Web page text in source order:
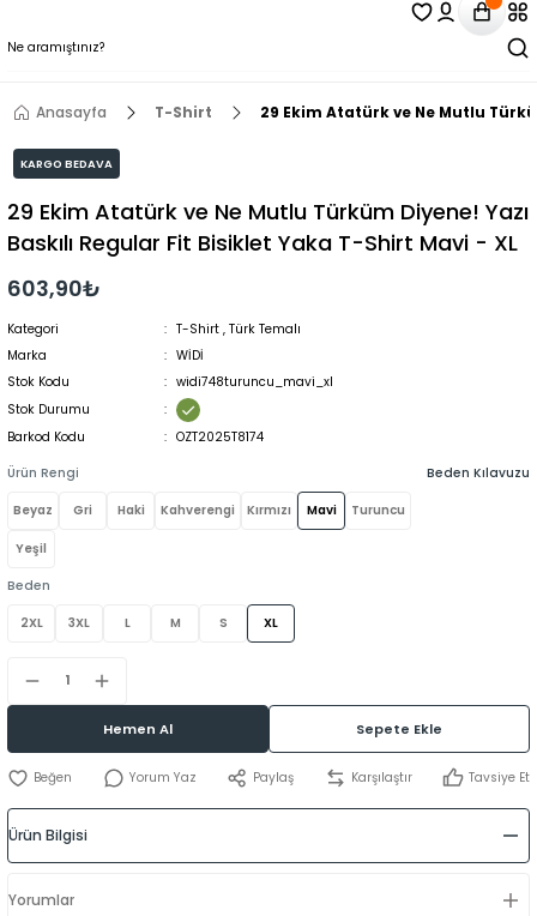
Anasayfa T-Shirt 29 Ekim Atatürk ve Ne Mutlu
KARGO BEDAVA
29 Ekim Atatürk ve Ne Mutlu Türküm Diyene! Yazı
Baskılı Regular Fit Bisiklet Yaka T-Shirt Mavi - XL
603,90₺
Kategori T-Shirt , Türk Temalı
Marka
WİDİ
Stok Kodu
widi748turuncu_mavi_xl
Stok Durumu
Barkod Kodu
OZT2025T8174
Ürün Rengi
Beyaz Gri Haki Kahverengi Kırmızı Mavi Turuncu
Yeşil
Beden
2XL 3XL L M S XL
Beden Kılavuzu
Hemen Al Sepete Ekle
Yorum Yaz Paylaş Karşılaştır Tavsiye Et
Ürün Bilgisi
Yorumlar